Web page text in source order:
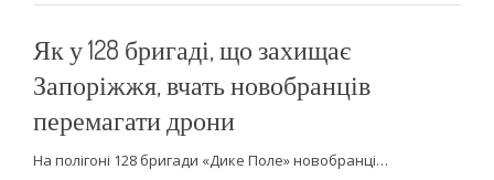
Як у 128 бригаді, що захищає
Запоріжжя, вчать новобранців
перемагати дрони
На полігоні 128 бригади «Дике Поле» новобранці…